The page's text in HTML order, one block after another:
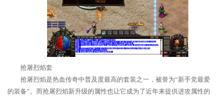
抢屠烈焰套
抢屠烈焰是热血传奇中普及度最高的套装之一，被誉为“新手党最爱
的装备”。而抢屠烈焰新升级的属性也让它成为了近年来提供进攻属性的